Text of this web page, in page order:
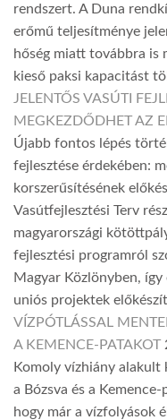
rendszert. A Duna
erőmű teljesítménye
hőség miatt továbbra is
kieső paksi kapacitást
JELENTŐS VASÚTI
MEGKEZDŐDHET AZ
Újabb fontos lépés
fejlesztése érdekében:
korszerűsítésének
Vasútfejlesztési Terv
magyarországi
fejlesztési programról
Magyar Közlönyben,
uniós projektek
VÍZPÓTLÁSSAL
A KEMENCE-PATAKOT
Komoly vízhiány alakult
a Bózsva és a
hogy már a vízfolyások